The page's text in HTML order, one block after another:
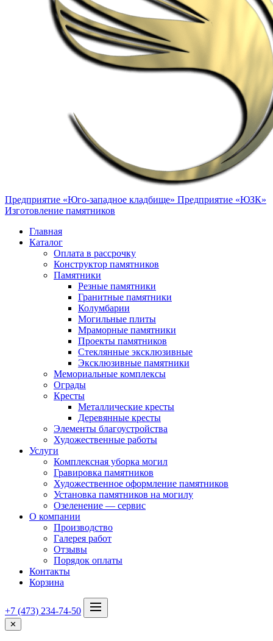
Предприятие «Юго-западное кладбище» Предприятие «ЮЗК»
Изготовление памятников
Главная
Каталог
Оплата в рассрочку
Конструктор памятников
Памятники
Резные памятники
Гранитные памятники
Колумбарии
Могильные плиты
Мраморные памятники
Проекты памятников
Стеклянные эксклюзивные
Эксклюзивные памятники
Мемориальные комплексы
Ограды
Кресты
Металлические кресты
Деревянные кресты
Элементы благоустройства
Художественные работы
Услуги
Комплексная уборка могил
Гравировка памятников
Художественное оформление памятников
Установка памятников на могилу
Озеленение — сервис
О компании
Производство
Галерея работ
Отзывы
Порядок оплаты
Контакты
Корзина
+7 (473) 234-74-50
✕